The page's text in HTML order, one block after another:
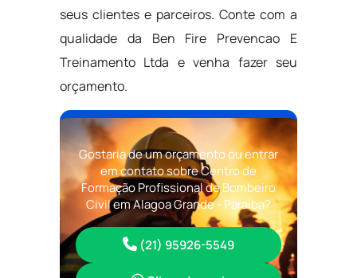
seus clientes e parceiros. Conte com a
qualidade da Ben Fire Prevencao E
Treinamento Ltda e venha fazer seu
orçamento.
Gostaria de um orçamento ou entrar
em contato sobre Centro de
Formação Profissional de Bombeiro
Civil em Alagoa Grande - Paraíba?
(21) 95926-5549